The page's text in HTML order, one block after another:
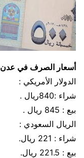
أسعار الصرف في عدن
الدولار الأمريكي :
شراء :840ريال .
بيع : 845 ريال .
الريال السعودي :
شراء : 221 ريال.
بيع : 221.5 ريال.